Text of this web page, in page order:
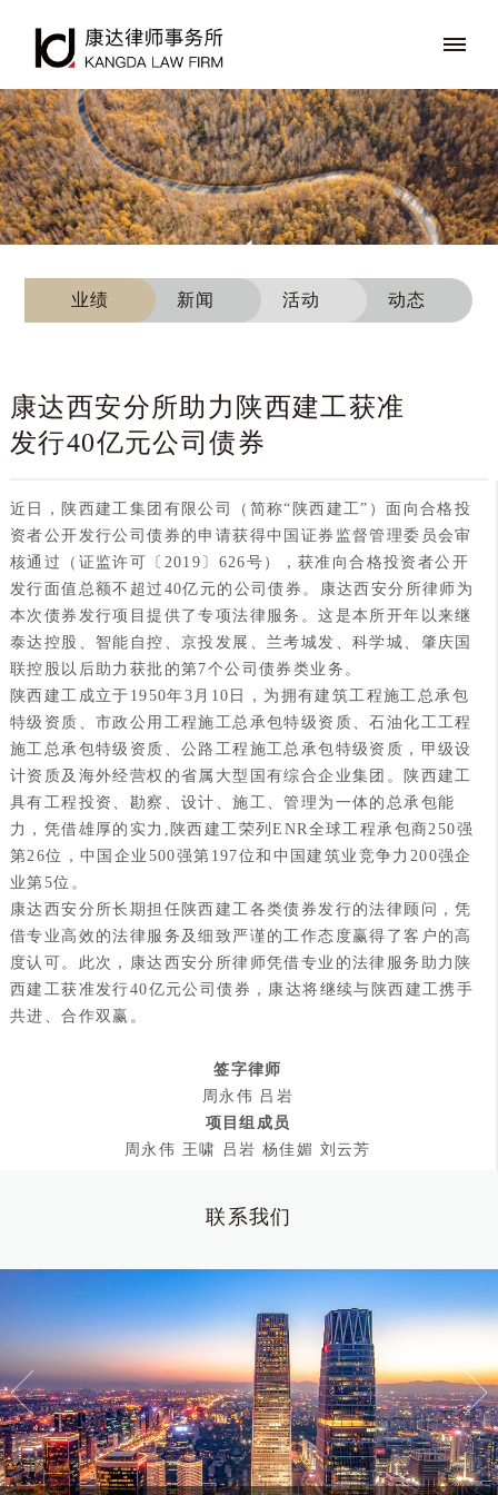
业绩 新闻 活动 动态
康达西安分所助力陕西建工获准
发行40亿元公司债券
近日，陕西建工集团有限公司（简称“陕西建工”）面向合格投
资者公开发行公司债券的申请获得中国证券监督管理委员会审
核通过（证监许可〔2019〕626号），获准向合格投资者公开
发行面值总额不超过40亿元的公司债券。康达西安分所律师为
本次债券发行项目提供了专项法律服务。这是本所开年以来继
泰达控股、智能自控、京投发展、兰考城发、科学城、肇庆国
联控股以后助力获批的第7个公司债券类业务。
陕西建工成立于1950年3月10日，为拥有建筑工程施工总承包
特级资质、市政公用工程施工总承包特级资质、石油化工工程
施工总承包特级资质、公路工程施工总承包特级资质，甲级设
计资质及海外经营权的省属大型国有综合企业集团。陕西建工
具有工程投资、勘察、设计、施工、管理为一体的总承包能
力，凭借雄厚的实力,陕西建工荣列ENR全球工程承包商250强
第26位，中国企业500强第197位和中国建筑业竞争力200强企
业第5位。
康达西安分所长期担任陕西建工各类债券发行的法律顾问，凭
借专业高效的法律服务及细致严谨的工作态度赢得了客户的高
度认可。此次，康达西安分所律师凭借专业的法律服务助力陕
西建工获准发行40亿元公司债券，康达将继续与陕西建工携手
共进、合作双赢。
签字律师
周永伟 吕岩
项目组成员
周永伟 王啸 吕岩 杨佳媚 刘云芳
联系我们